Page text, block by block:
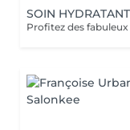
SOIN